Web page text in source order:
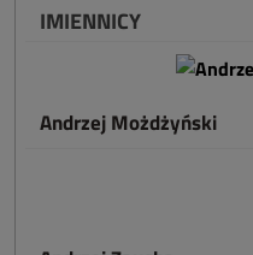
IMIENNICY
Andrzej Możdżyński